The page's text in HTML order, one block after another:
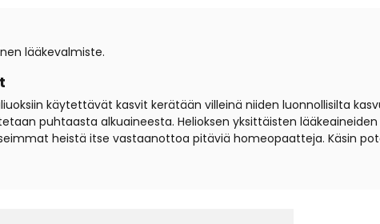
lääkevalmiste.
käytettävät kasvit kerätään villeinä niiden luonnollisilta
puhtaasta alkuaineesta. Helioksen yksittäisten
heistä itse vastaanottoa pitäviä homeopaatteja. Käsin